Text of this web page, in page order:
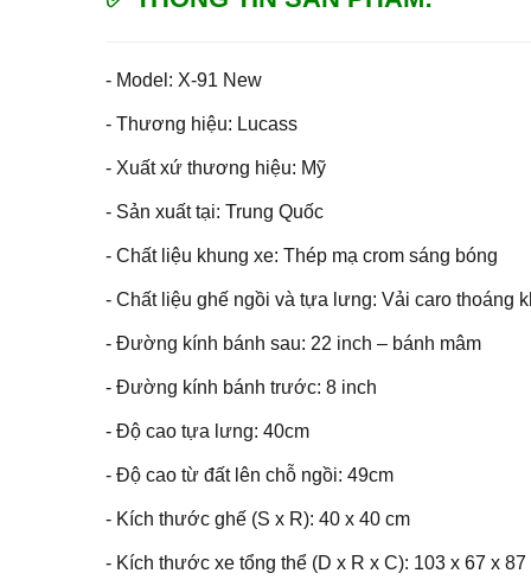
- Model: X-91 New
- Thương hiệu: Lucass
- Xuất xứ thương hiệu: Mỹ
- Sản xuất tại: Trung Quốc
- Chất liệu khung xe: Thép mạ crom sáng bóng
- Chất liệu ghế ngồi và tựa lưng: Vải caro thoáng
- Đường kính bánh sau: 22 inch – bánh mâm
- Đường kính bánh trước: 8 inch
- Độ cao tựa lưng: 40cm
- Độ cao từ đất lên chỗ ngồi: 49cm
- Kích thước ghế (S x R): 40 x 40 cm
- Kích thước xe tổng thể (D x R x C): 103 x 67 x 87